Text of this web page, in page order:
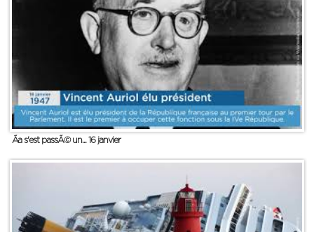
Ãa s'est passÃ© un... 16 janvier